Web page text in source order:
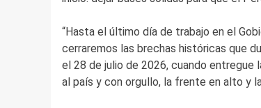
“Hasta el último día de trabajo en el
cerraremos las brechas históricas que
el 28 de julio de 2026, cuando entregue
al país y con orgullo, la frente en alto y